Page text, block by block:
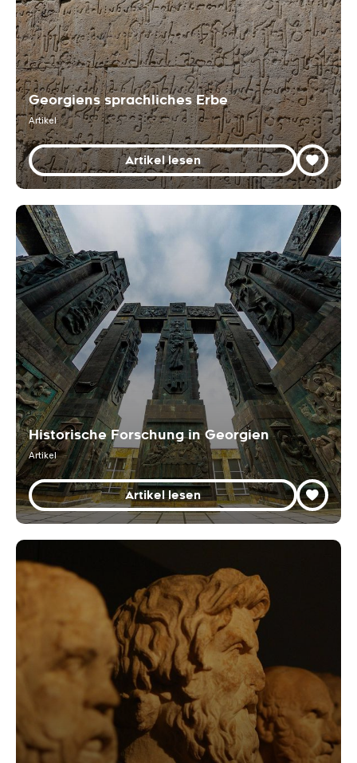
Georgiens sprachliches Erbe
Artikel
Artikel lesen
Historische Forschung in Georgien
Artikel
Artikel lesen